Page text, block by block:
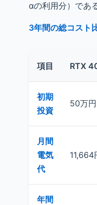
αの利用分）である
3年間の総コスト
項目 RTX
初期
投資
50万円
月間
電気
代
11,664
年間